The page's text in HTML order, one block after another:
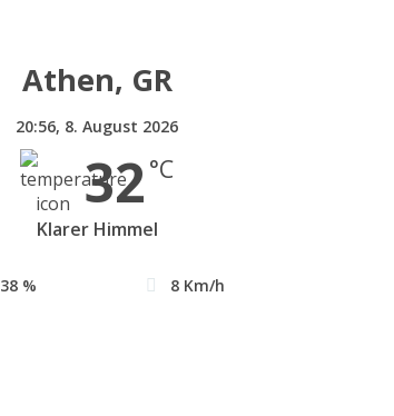
Athen, GR
20:56, 8. August 2026
32 °C
Klarer Himmel
38 % 8 Km/h